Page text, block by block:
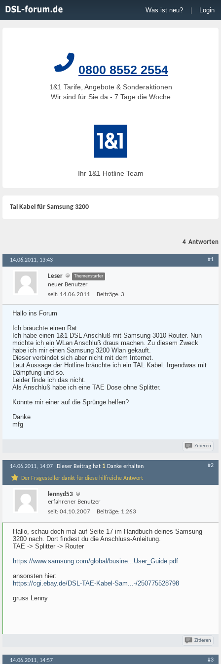
Was ist neu? Login
0800 8552 2554
1&1 Tarife, Angebote & Sonderaktionen
Wir sind für Sie da - 7 Tage die Woche
Ihr 1&1 Hotline Team
Tal Kabel für Samsung 3200
4 Antworten
14.06.2011, 13:43 #1
Leser Themenstarter
neuer Benutzer
seit: 14.06.2011 Beiträge: 3
Hallo ins Forum
Ich bräuchte einen Rat.
Ich habe einen 1&1 DSL Anschluß mit Samsung 3010 Router. Nun
möchte ich ein WLan Anschluß draus machen. Zu diesem Zweck
habe ich mir einen Samsung 3200 Wlan gekauft.
Dieser verbindet sich aber nicht mit dem Internet.
Laut Aussage der Hotline bräuchte ich ein TAL Kabel. Irgendwas mit
Dämpfung und so.
Leider finde ich das nicht.
Als Anschluß habe ich eine TAE Dose ohne Splitter.
Könnte mir einer auf die Sprünge helfen?
Danke
mfg
Zitieren
14.06.2011, 14:07 Dieser Beitrag hat 1 Danke erhalten
Der Fragesteller dankt für diese hilfreiche Antwort
#2
lennyd53
erfahrener Benutzer
seit: 04.10.2007 Beiträge: 1.263
Hallo, schau doch mal auf Seite 17 im Handbuch deines Samsung
3200 nach. Dort findest du die Anschluss-Anleitung.
TAE -> Splitter -> Router
https://www.samsung.com/global/busine...User_Guide.pdf
ansonsten hier:
https://cgi.ebay.de/DSL-TAE-Kabel-Sam...-/250775528798
gruss Lenny
Zitieren
14.06.2011, 14:57 #3